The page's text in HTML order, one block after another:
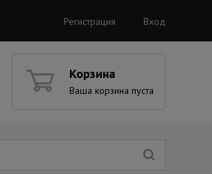
Регистрация Вход
Корзина
Ваша корзина пуста